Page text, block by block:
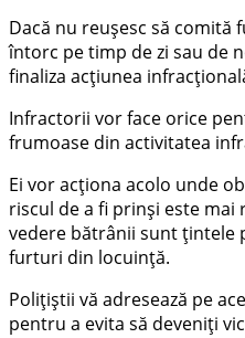
Dacă nu reuşesc să
întorc pe timp de zi sau de
finaliza acţiunea
Infractorii vor face orice
frumoase din activitatea
Ei vor acţiona acolo unde
riscul de a fi prinşi este mai
vedere bătrânii sunt ţintele
furturi din locuinţă.
Polițiștii vă adresează pe
pentru a evita să deveniţi